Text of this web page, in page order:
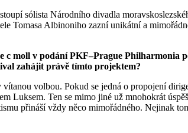
sólista Národního divadla
Tomasa Albinoniho zazní unikátní a
c moll v podáníPKF–Prague Philharmonia
zahájit právě tímto projektem?
volbou. Pokud se jedná o propojení
Luksem. Ten se mimo jiné už mnohokrát
přináší vždy něco mimořádného. Nejinak